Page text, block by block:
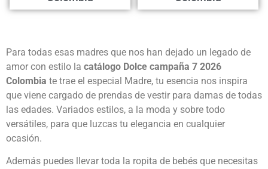
Para todas esas madres que nos han dejado un legado de
amor con estilo la catálogo Dolce campaña 7 2026
Colombia te trae el especial Madre, tu esencia nos inspira
que viene cargado de prendas de vestir para damas de todas
las edades. Variados estilos, a la moda y sobre todo
versátiles, para que luzcas tu elegancia en cualquier
ocasión.
Además puedes llevar toda la ropita de bebés que necesitas